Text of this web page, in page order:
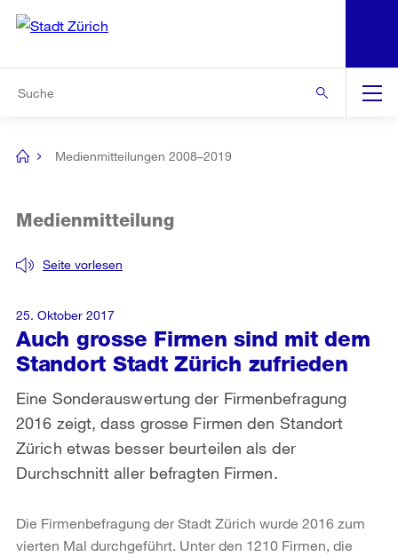
Navigation
[no
Medienmitteilungen 2008–2019
Auch grosse Firmen sind mit dem
Standort Stadt Zürich zufrieden
Seite vorlesen
Medienmitteilung
Eine Sonderauswertung der Firmenbefragung
2016 zeigt, dass grosse Firmen den Standort
Zürich etwas besser beurteilen als der
Durchschnitt aller befragten Firmen.
25. Oktober 2017
Die Firmenbefragung der Stadt Zürich wurde 2016 zum
vierten Mal durchgeführt. Unter den 1210 Firmen, die